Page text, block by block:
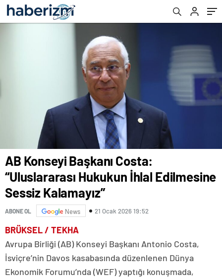
AB Konseyi Başkanı Costa:
“Uluslararası Hukukun İhlal Edilmesine
Sessiz Kalamayız”
ABONE OL News 21 Ocak 2026 19:52
BRÜKSEL / TEKHA
Avrupa Birliği (AB) Konseyi Başkanı Antonio Costa,
İsviçre’nin Davos kasabasında düzenlenen Dünya
Ekonomik Forumu’nda (WEF) yaptığı konuşmada,